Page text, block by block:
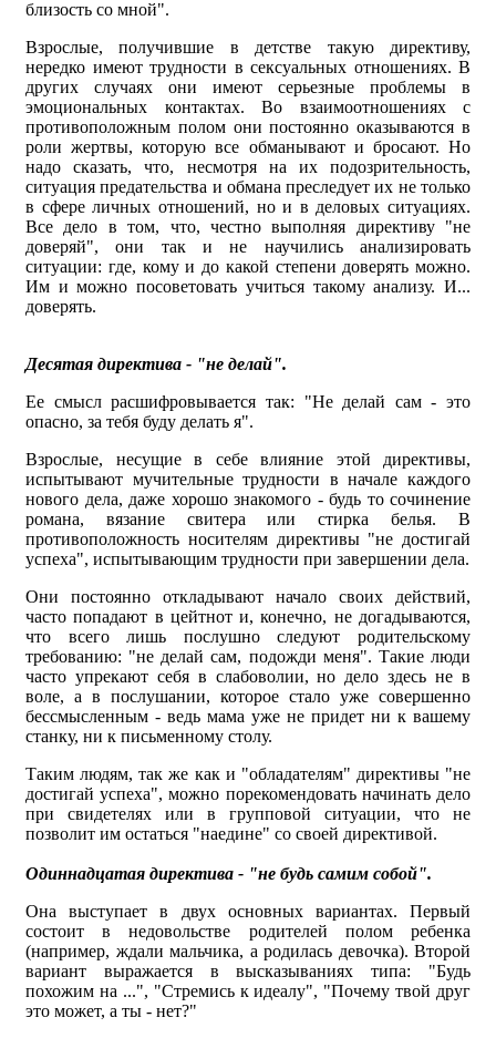
близость со мной".
Взрослые, получившие в детстве такую директиву,
нередко имеют трудности в сексуальных отношениях. В
других случаях они имеют серьезные проблемы в
эмоциональных контактах. Во взаимоотношениях с
противоположным полом они постоянно оказываются в
роли жертвы, которую все обманывают и бросают. Но
надо сказать, что, несмотря на их подозрительность,
ситуация предательства и обмана преследует их не только
в сфере личных отношений, но и в деловых ситуациях.
Все дело в том, что, честно выполняя директиву "не
доверяй", они так и не научились анализировать
ситуации: где, кому и до какой степени доверять можно.
Им и можно посоветовать учиться такому анализу. И...
доверять.
Десятая директива - "не делай".
Ее смысл расшифровывается так: "Не делай сам - это
опасно, за тебя буду делать я".
Взрослые, несущие в себе влияние этой директивы,
испытывают мучительные трудности в начале каждого
нового дела, даже хорошо знакомого - будь то сочинение
романа, вязание свитера или стирка белья. В
противоположность носителям директивы "не достигай
успеха", испытывающим трудности при завершении дела.
Они постоянно откладывают начало своих действий,
часто попадают в цейтнот и, конечно, не догадываются,
что всего лишь послушно следуют родительскому
требованию: "не делай сам, подожди меня". Такие люди
часто упрекают себя в слабоволии, но дело здесь не в
воле, а в послушании, которое стало уже совершенно
бессмысленным - ведь мама уже не придет ни к вашему
станку, ни к письменному столу.
Таким людям, так же как и "обладателям" директивы "не
достигай успеха", можно порекомендовать начинать дело
при свидетелях или в групповой ситуации, что не
позволит им остаться "наедине" со своей директивой.
Одиннадцатая директива - "не будь самим собой".
Она выступает в двух основных вариантах. Первый
состоит в недовольстве родителей полом ребенка
(например, ждали мальчика, а родилась девочка). Второй
вариант выражается в высказываниях типа: "Будь
похожим на ...", "Стремись к идеалу", "Почему твой друг
это может, а ты - нет?"